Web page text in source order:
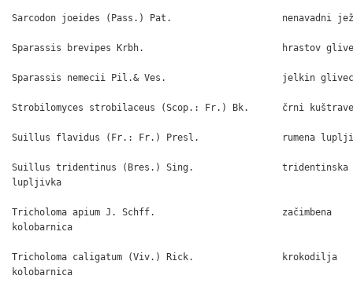
Sarcodon joeides (Pass.) Pat.                    nenavadni
Sparassis brevipes Krbh.                         hrastov
Sparassis nemecii Pil.& Ves.                     jelkin glivec
Strobilomyces strobilaceus (Scop.: Fr.) Bk.      črni
Suillus flavidus (Fr.: Fr.) Presl.               rumena
Suillus tridentinus (Bres.) Sing.                tridentinska
lupljivka
Tricholoma apium J. Schff.                       začimbena
kolobarnica
Tricholoma caligatum (Viv.) Rick.                krokodilja
kolobarnica